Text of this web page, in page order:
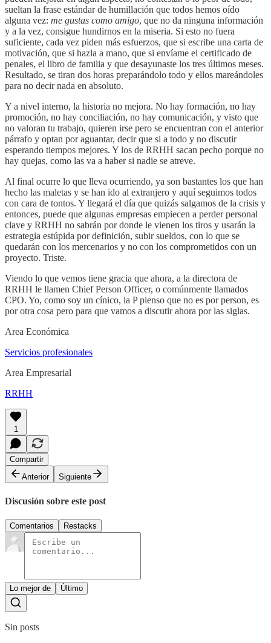
sueltan la frase estándar de humillación que todos hemos oído
alguna vez: me gustas como amigo, que no da ninguna información
y a la vez, consigue hundirnos en la miseria. Si esto no fuera
suficiente, cada vez piden más esfuerzos, que si escribe una carta de
motivación, que si hazla a mano, que si envíame el certificado de
penales, el libro de familia y que desayunaste los tres últimos meses.
Resultado, se tiran dos horas preparándolo todo y ellos mareándoles
para no decir nada en absoluto.
Y a nivel interno, la historia no mejora. No hay formación, no hay
promoción, no hay conciliación, no hay comunicación, y visto que
no valoran tu trabajo, quieren irse pero se encuentran con el anterior
párrafo y optan por aguantar, decir que si a todo y no discutir
esperando tiempos mejores. Y los de RRHH sacan pecho porque no
hay quejas, como las va a haber si nadie se atreve.
Al final ocurre lo que lleva ocurriendo, ya son bastantes los que han
hecho las maletas y se han ido al extranjero y aquí seguimos todos
con cara de tontos. Y llegará el día que quizás salgamos de la crisis y
entonces, puede que algunas empresas empiecen a perder personal
clave y RRHH no sabrán por donde le vienen los tiros y usarán la
estrategia estúpida por definición, subir sueldos, con lo que se
quedarán con los mercenarios y no con los comprometidos con un
proyecto. Triste.
Viendo lo que vemos tiene gracia que ahora, a la directora de
RRHH le llamen Chief Person Officer, o comúnmente llamados
CPO. Yo, como soy un cínico, la P pienso que no es por person, es
por otra cosa pero para que vamos a discutir ahora por las siglas.
Area Económica
Servicios profesionales
Area Empresarial
RRHH
1
Compartir
Anterior
Siguiente
Discusión sobre este post
Comentarios Restacks
Lo mejor de Último
Sin posts